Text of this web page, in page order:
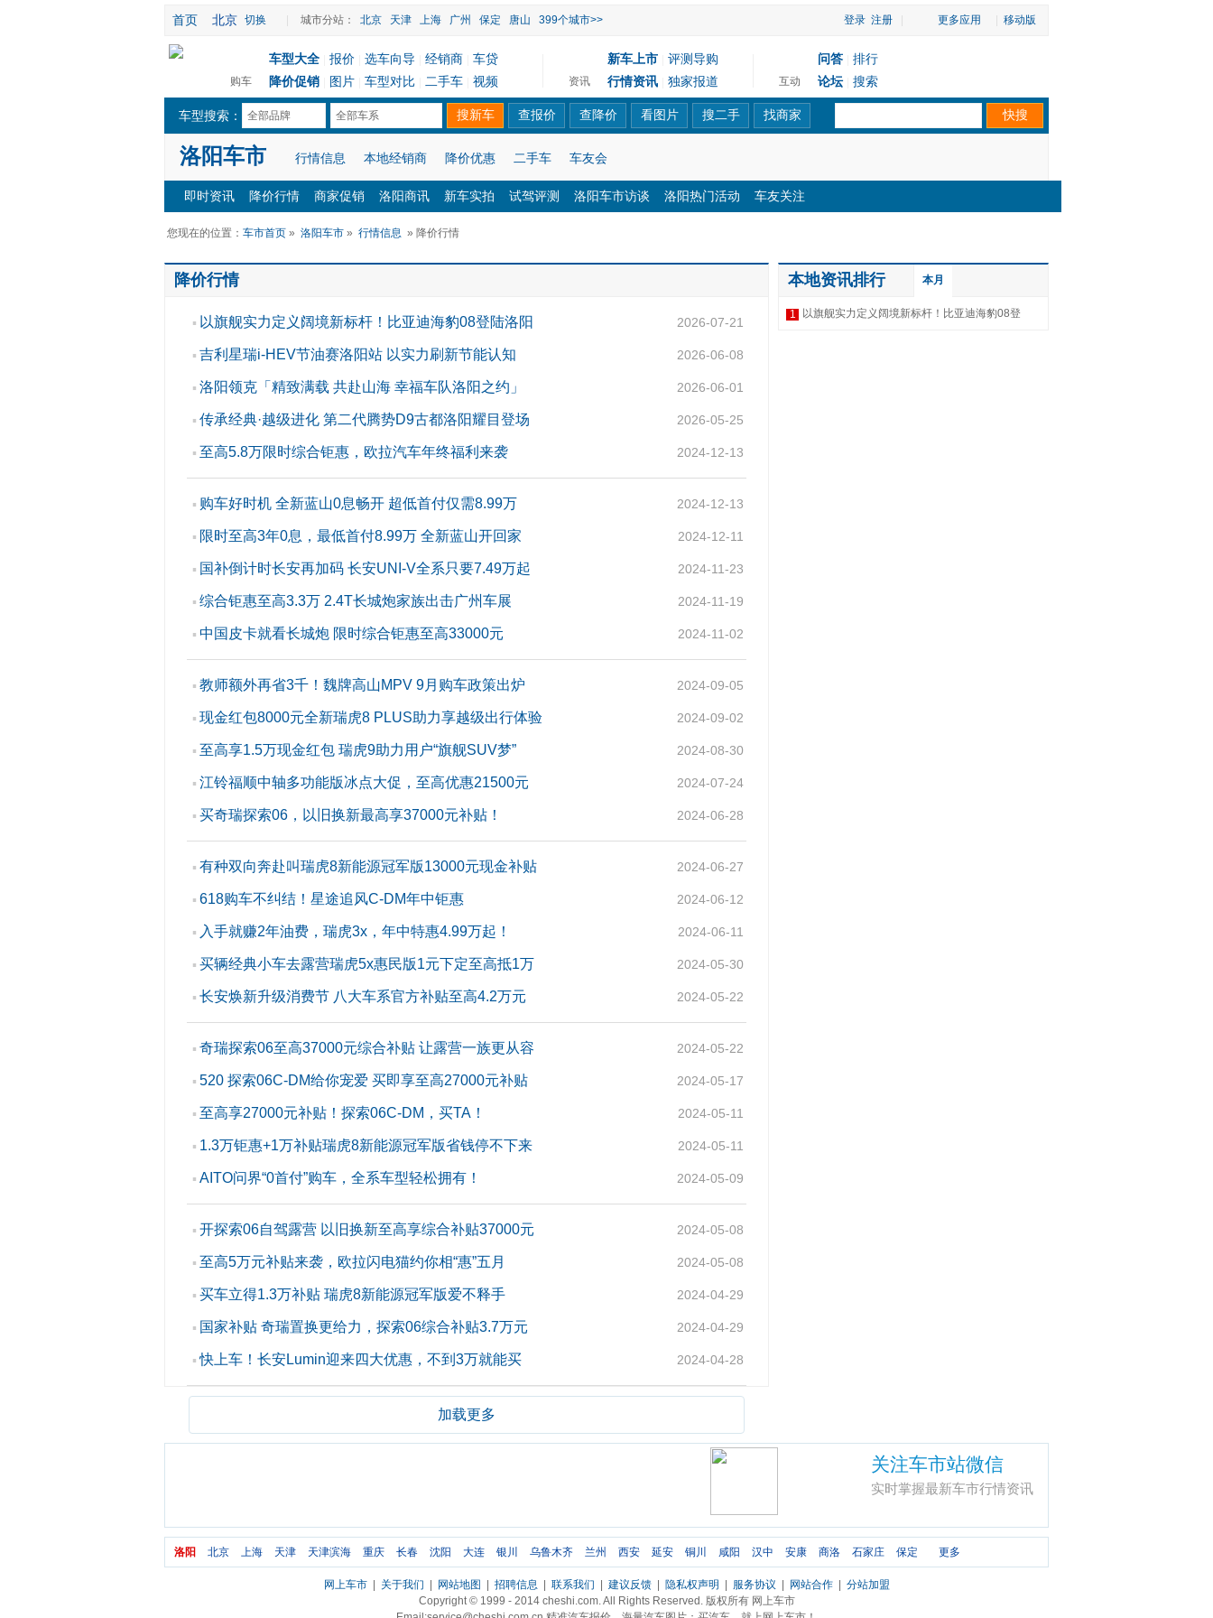
首页 北京 切换 城市分站： 北京 天津 上海 广州 保定 唐山 399个城市>> 移动版
更多应用
登录 注册
购车
车型大全 报价 选车向导 经销商
车贷
降价促销
图片 车型对比 二手车 视频 资讯
新车上市
评测导购
行情资讯
独家报道 互动
问答
排行
论坛
搜索
车型搜索： 全部品牌 全部车系
洛阳车市 行情信息 本地经销商 降价优惠 二手车 车友会
即时资讯 降价行情 商家促销 洛阳商讯 新车实拍 试驾评测 洛阳车市访谈 洛阳热门活动 车友关注
您现在的位置： 车市首页 » 洛阳车市 » 行情信息 » 降价行情
降价行情
2026-07-21
▪ 以旗舰实力定义阔境新标杆！比亚迪海豹08登陆洛阳
2026-06-08
▪ 吉利星瑞i-HEV节油赛洛阳站 以实力刷新节能认知
2026-06-01
▪ 洛阳领克「精致满载 共赴山海 幸福车队洛阳之约」
2026-05-25
▪ 传承经典·越级进化 第二代腾势D9古都洛阳耀目登场
2024-12-13
▪ 至高5.8万限时综合钜惠，欧拉汽车年终福利来袭
2024-12-13
▪ 购车好时机 全新蓝山0息畅开 超低首付仅需8.99万
2024-12-11
▪ 限时至高3年0息，最低首付8.99万 全新蓝山开回家
2024-11-23
▪ 国补倒计时长安再加码 长安UNI-V全系只要7.49万起
2024-11-19
▪ 综合钜惠至高3.3万 2.4T长城炮家族出击广州车展
2024-11-02
▪ 中国皮卡就看长城炮 限时综合钜惠至高33000元
2024-09-05
▪ 教师额外再省3千！魏牌高山MPV 9月购车政策出炉
2024-09-02
▪ 现金红包8000元全新瑞虎8 PLUS助力享越级出行体验
2024-08-30
▪ 至高享1.5万现金红包 瑞虎9助力用户“旗舰SUV梦”
2024-07-24
▪ 江铃福顺中轴多功能版冰点大促，至高优惠21500元
2024-06-28
▪ 买奇瑞探索06，以旧换新最高享37000元补贴！
2024-06-27
▪ 有种双向奔赴叫瑞虎8新能源冠军版13000元现金补贴
2024-06-12
▪ 618购车不纠结！星途追风C-DM年中钜惠
2024-06-11
▪ 入手就赚2年油费，瑞虎3x，年中特惠4.99万起！
2024-05-30
▪ 买辆经典小车去露营瑞虎5x惠民版1元下定至高抵1万
2024-05-22
▪ 长安焕新升级消费节 八大车系官方补贴至高4.2万元
2024-05-22
▪ 奇瑞探索06至高37000元综合补贴 让露营一族更从容
2024-05-17
▪ 520 探索06C-DM给你宠爱 买即享至高27000元补贴
2024-05-11
▪ 至高享27000元补贴！探索06C-DM，买TA！
2024-05-11
▪ 1.3万钜惠+1万补贴瑞虎8新能源冠军版省钱停不下来
2024-05-09
▪ AITO问界“0首付”购车，全系车型轻松拥有！
2024-05-08
▪ 开探索06自驾露营 以旧换新至高享综合补贴37000元
2024-05-08
▪ 至高5万元补贴来袭，欧拉闪电猫约你相“惠”五月
2024-04-29
▪ 买车立得1.3万补贴 瑞虎8新能源冠军版爱不释手
2024-04-29
▪ 国家补贴 奇瑞置换更给力，探索06综合补贴3.7万元
2024-04-28
▪ 快上车！长安Lumin迎来四大优惠，不到3万就能买
加载更多
本地资讯排行 本月
1 以旗舰实力定义阔境新标杆！比亚迪海豹08登
关注车市站微信
实时掌握最新车市行情资讯
洛阳 北京 上海 天津 天津滨海 重庆 长春 沈阳 大连 银川 乌鲁木齐 兰州 西安 延安 铜川 咸阳 汉中 安康 商洛 石家庄 保定 更多
网上车市| 关于我们 网站地图 招聘信息 联系我们 建议反馈| 隐私权声明 服务协议 网站合作| 分站加盟
Copyright © 1999 - 2014 cheshi.com. All Rights Reserved. 版权所有 网上车市